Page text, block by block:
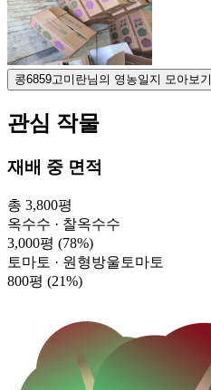
콩6859고미란님의 영농일지 모아보기
관심 작물
재배 중 면적
총 3,800평
옥수수 · 찰옥수수
3,000평 (78%)
토마토 · 원형방울토마토
800평 (21%)